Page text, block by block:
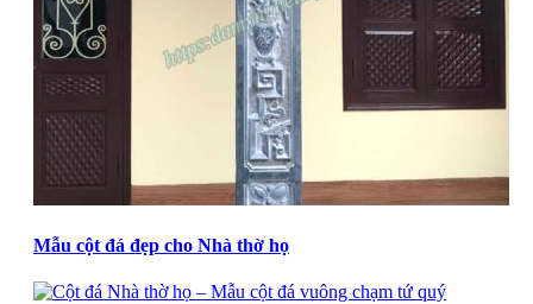
Mẫu cột đá đẹp cho Nhà thờ họ